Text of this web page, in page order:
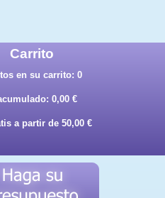
Carrito
en su carrito: 0
0,00 €
a partir de 50,00 €